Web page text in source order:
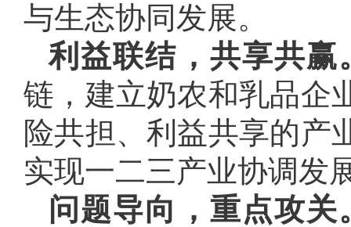
与生态协同发展。
利益联结，共享共赢
链，建立奶农和乳品企
险共担、利益共享的产
实现一二三产业协调发
问题导向，重点攻关